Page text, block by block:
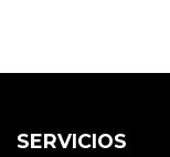
SERVICIOS